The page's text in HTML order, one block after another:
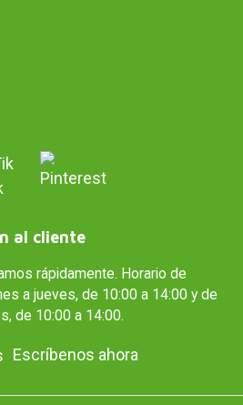
al cliente
rápidamente. Horario de
a jueves, de 10:00 a 14:00 y de
de 10:00 a 14:00.
Escríbenos ahora